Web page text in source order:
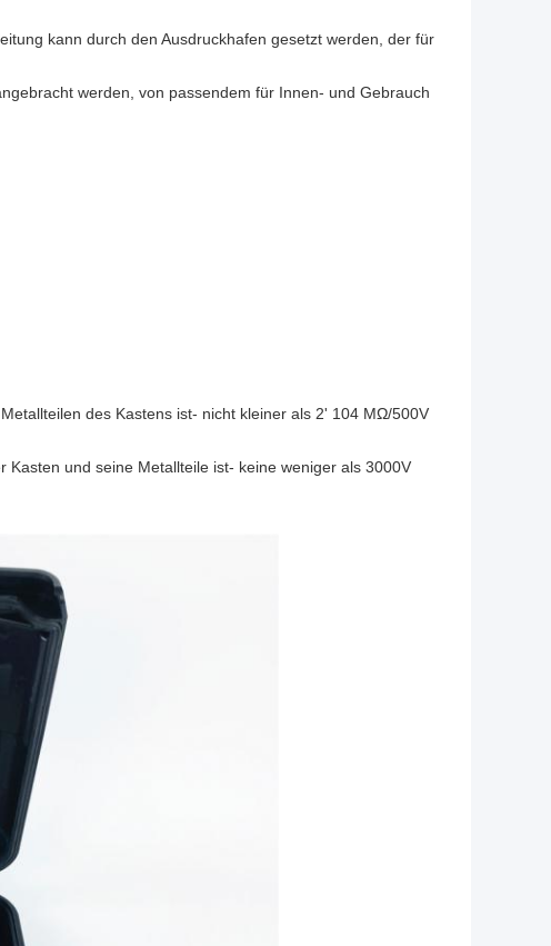
kann durch den Ausdruckhafen gesetzt werden, der für
werden, von passendem für Innen- und Gebrauch
des Kastens ist- nicht kleiner als 2' 104 MΩ/500V
und seine Metallteile ist- keine weniger als 3000V